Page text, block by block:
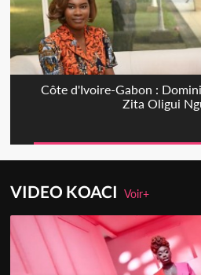
Côte d'Ivoire-Gabon :
Zita Oligui
VIDEO KOACIVoir+